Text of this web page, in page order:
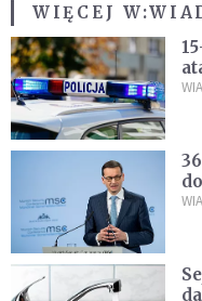
WIĘCEJ W: